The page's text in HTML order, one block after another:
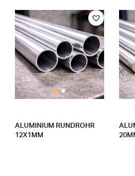
ALUMINIUM RUNDROHR
12X1MM